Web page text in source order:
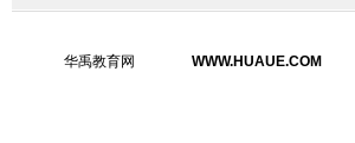
华禹教育网 WWW.HUAUE.COM